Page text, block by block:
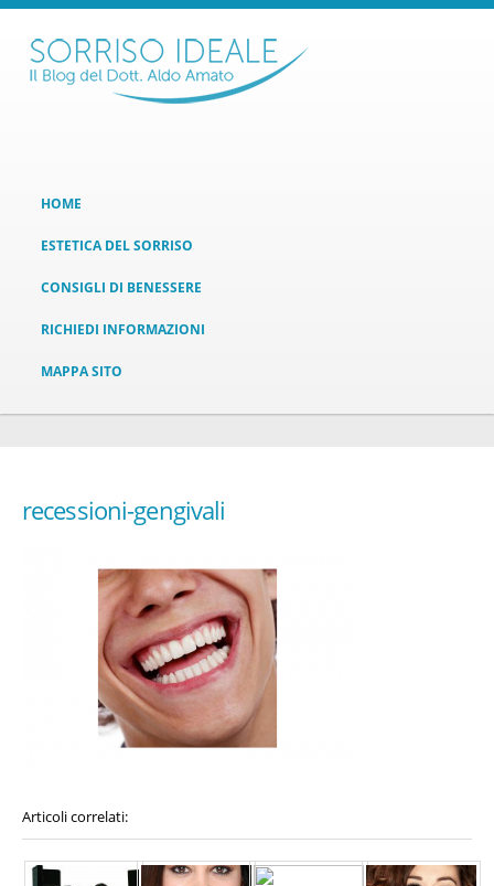
HOME
ESTETICA DEL SORRISO
CONSIGLI DI BENESSERE
RICHIEDI INFORMAZIONI
MAPPA SITO
recessioni-gengivali
Articoli correlati: